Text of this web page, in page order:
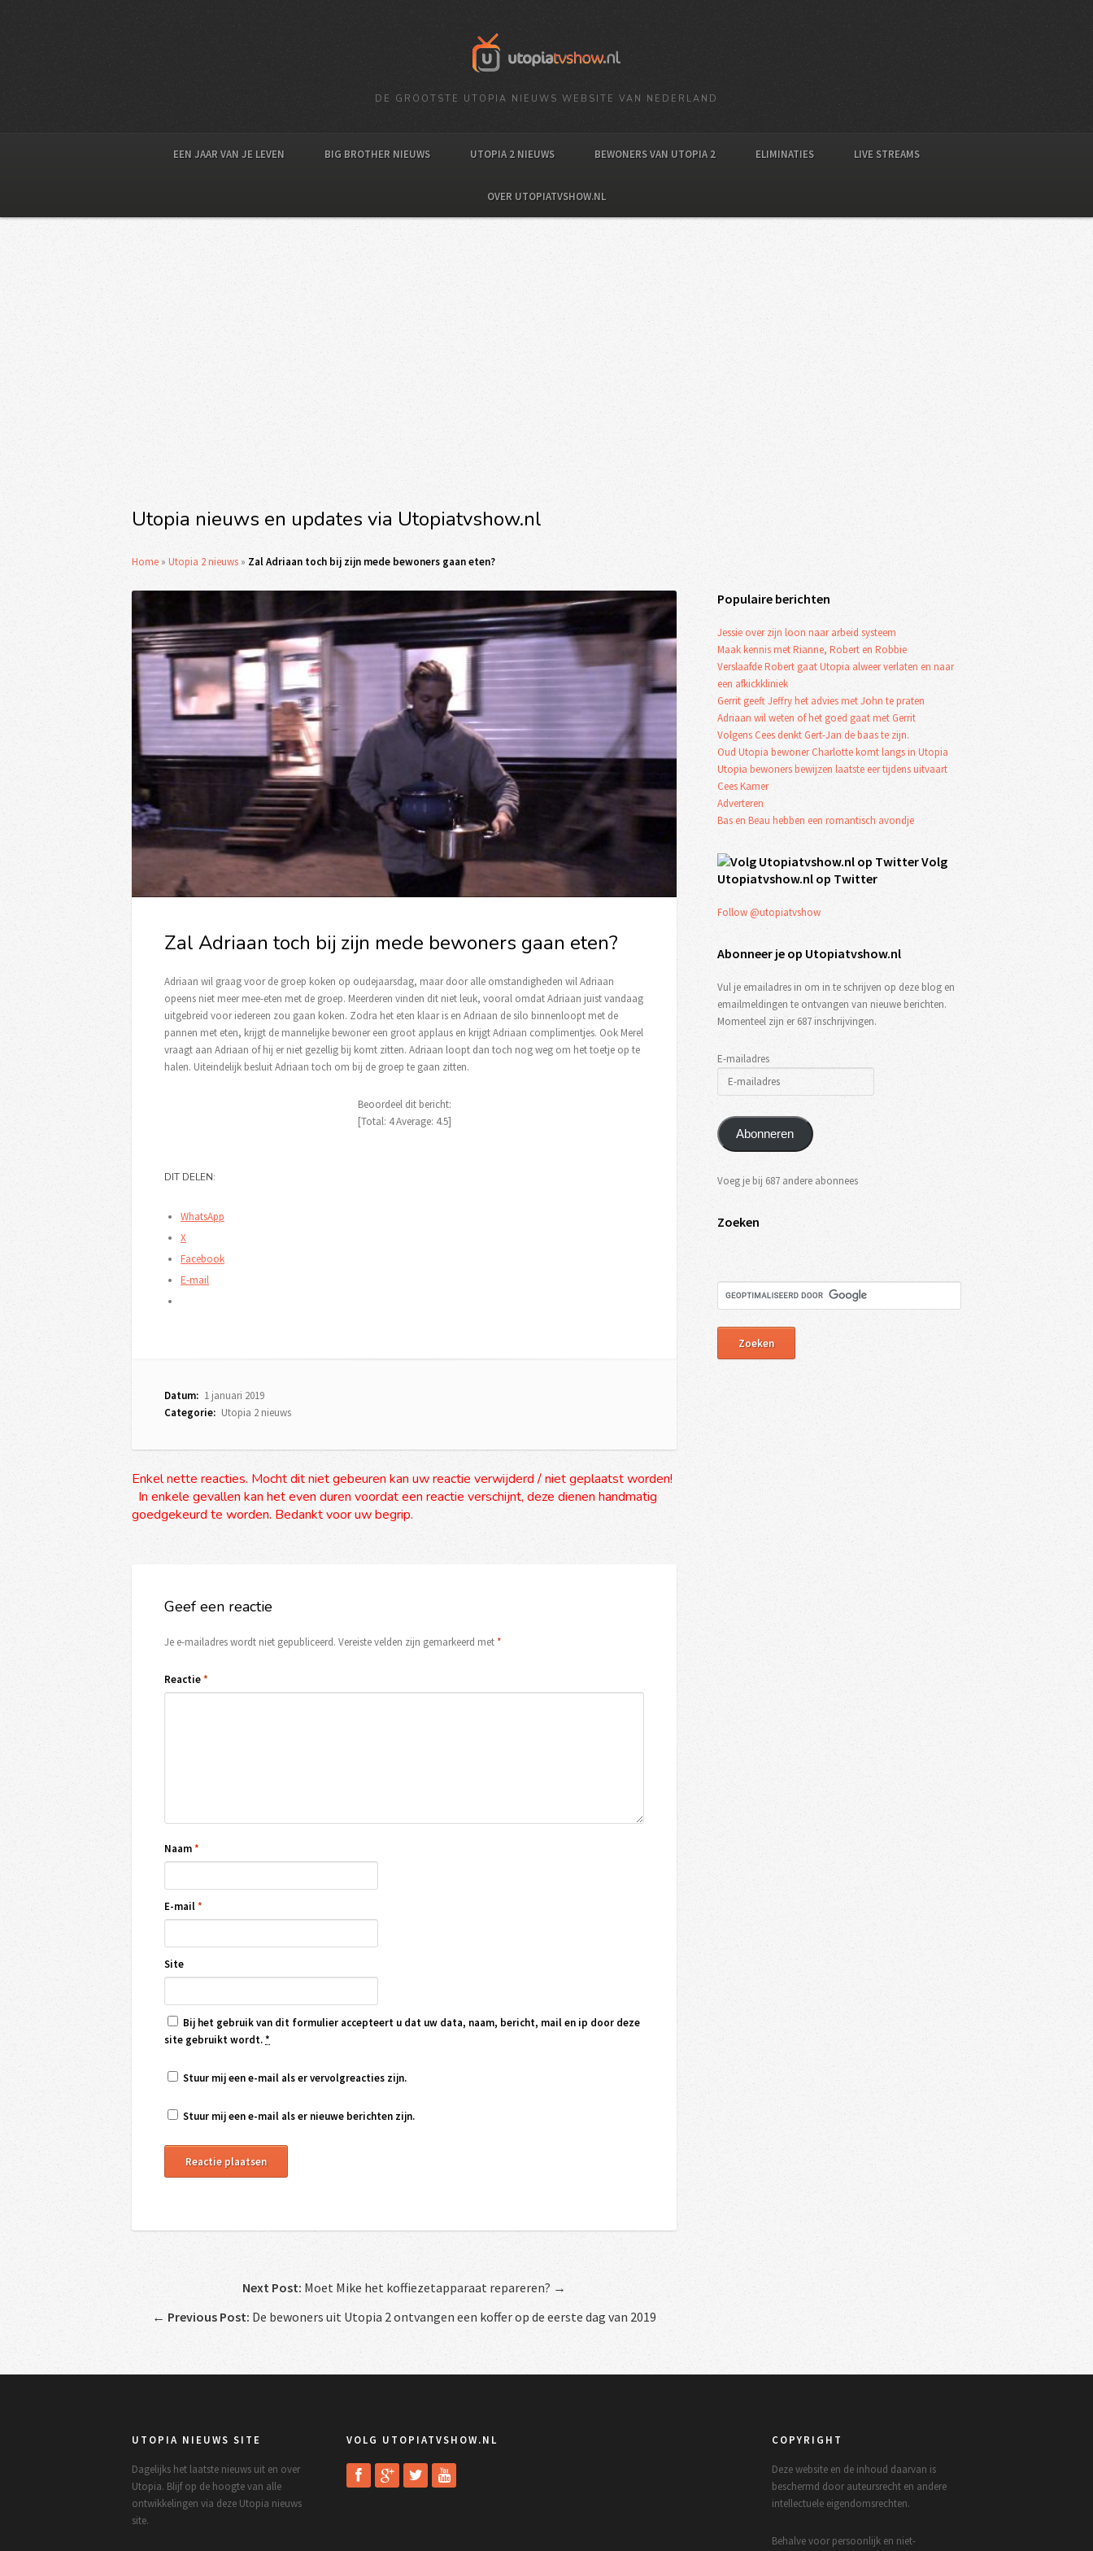
DE GROOTSTE UTOPIA NIEUWS WEBSITE VAN NEDERLAND
EEN JAAR VAN JE LEVEN BIG BROTHER NIEUWS UTOPIA 2 NIEUWS BEWONERS VAN UTOPIA 2 ELIMINATIES LIVE STREAMS
OVER UTOPIATVSHOW.NL
Utopia nieuws en updates via Utopiatvshow.nl
Home » Utopia 2 nieuws » Zal Adriaan toch bij zijn mede bewoners gaan eten?
Zal Adriaan toch bij zijn mede bewoners gaan eten?
Adriaan wil graag voor de groep koken op oudejaarsdag, maar door alle omstandigheden wil Adriaan
opeens niet meer mee-eten met de groep. Meerderen vinden dit niet leuk, vooral omdat Adriaan juist vandaag
uitgebreid voor iedereen zou gaan koken. Zodra het eten klaar is en Adriaan de silo binnenloopt met de
pannen met eten, krijgt de mannelijke bewoner een groot applaus en krijgt Adriaan complimentjes. Ook Merel
vraagt aan Adriaan of hij er niet gezellig bij komt zitten. Adriaan loopt dan toch nog weg om het toetje op te
halen. Uiteindelijk besluit Adriaan toch om bij de groep te gaan zitten.
Beoordeel dit bericht:
[Total: 4Average: 4.5]
DIT DELEN:
WhatsApp
X
Facebook
E-mail
Datum: 1 januari 2019
Categorie: Utopia 2 nieuws
Enkel nette reacties. Mocht dit niet gebeuren kan uw reactie verwijderd / niet geplaatst worden!
In enkele gevallen kan het even duren voordat een reactie verschijnt, deze dienen handmatig
goedgekeurd te worden. Bedankt voor uw begrip.
Geef een reactie
Je e-mailadres wordt niet gepubliceerd. Vereiste velden zijn gemarkeerd met*
Reactie*
Naam*
E-mail*
Site
Bij het gebruik van dit formulier accepteert u dat uw data, naam, bericht, mail en ip door deze
site gebruikt wordt.*
Stuur mij een e-mail als er vervolgreacties zijn.
Stuur mij een e-mail als er nieuwe berichten zijn.
Next Post: Moet Mike het koffiezetapparaat repareren? →
← Previous Post: De bewoners uit Utopia 2 ontvangen een koffer op de eerste dag van 2019
Populaire berichten
Jessie over zijn loon naar arbeid systeem
Maak kennis met Rianne, Robert en Robbie
Verslaafde Robert gaat Utopia alweer verlaten en naar
een afkickkliniek
Gerrit geeft Jeffry het advies met John te praten
Adriaan wil weten of het goed gaat met Gerrit
Volgens Cees denkt Gert-Jan de baas te zijn.
Oud Utopia bewoner Charlotte komt langs in Utopia
Utopia bewoners bewijzen laatste eer tijdens uitvaart
Cees Kamer
Adverteren
Bas en Beau hebben een romantisch avondje
Volg
Utopiatvshow.nl op Twitter
Follow @utopiatvshow
Abonneer je op Utopiatvshow.nl
Vul je emailadres in om in te schrijven op deze blog en
emailmeldingen te ontvangen van nieuwe berichten.
Momenteel zijn er 687 inschrijvingen.
E-mailadres
Abonneren
Voeg je bij 687 andere abonnees
Zoeken
UTOPIA NIEUWS SITE
Dagelijks het laatste nieuws uit en over
Utopia. Blijf op de hoogte van alle
ontwikkelingen via deze Utopia nieuws
site.
VOLG UTOPIATVSHOW.NL COPYRIGHT
Deze website en de inhoud daarvan is
beschermd door auteursrecht en andere
intellectuele eigendomsrechten.
Behalve voor persoonlijk en niet-